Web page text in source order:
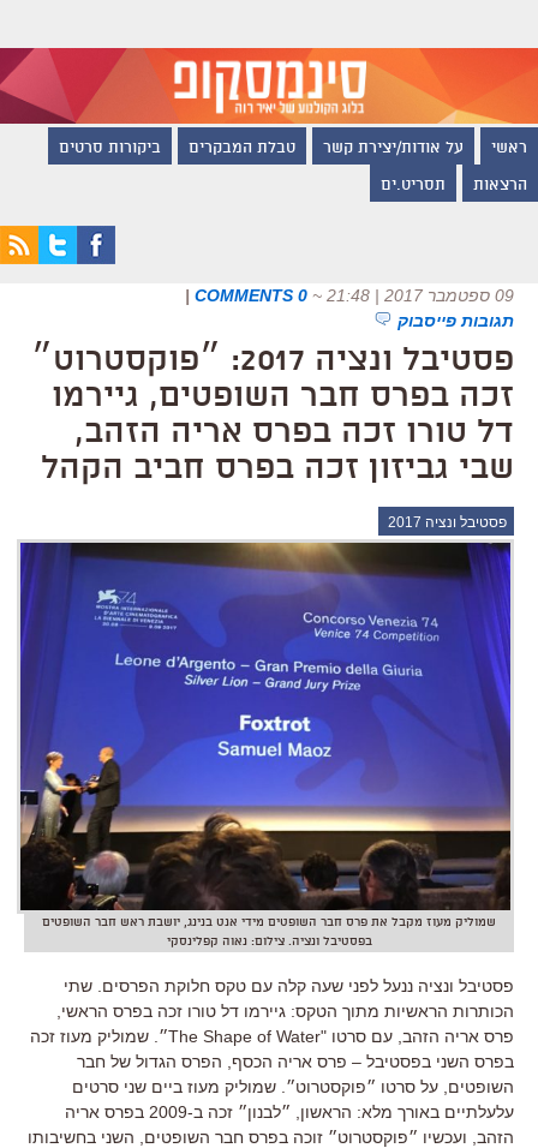
ראשי על אודות/יצירת קשר טבלת המבקרים ביקורות סרטים
הרצאות תסריט.ים
09 ספטמבר 2017 | 21:48 ~
0 COMMENTS
|
תגובות פייסבוק
פסטיבל ונציה 2017: ״פוקסטרוט״
זכה בפרס חבר השופטים, גיירמו
דל טורו זכה בפרס אריה הזהב,
שבי גביזון זכה בפרס חביב הקהל
פסטיבל ונציה 2017
שמוליק מעוז מקבל את פרס חבר השופטים מידי אנט בנינג, יושבת ראש חבר השופטים
בפסטיבל ונציה. צילום: נאוה קפלינסקי
פסטיבל ונציה ננעל לפני שעה קלה עם טקס חלוקת הפרסים. שתי
הכותרות הראשיות מתוך הטקס: גיירמו דל טורו זכה בפרס הראשי,
פרס אריה הזהב, עם סרטו "The Shape of Water״. שמוליק מעוז זכה
בפרס השני בפסטיבל – פרס אריה הכסף, הפרס הגדול של חבר
השופטים, על סרטו ״פוקסטרוט״. שמוליק מעוז ביים שני סרטים
עלעלתיים באורך מלא: הראשון, ״לבנון״ זכה ב-2009 בפרס אריה
הזהב, ועכשיו ״פוקסטרוט״ זוכה בפרס חבר השופטים, השני בחשיבותו